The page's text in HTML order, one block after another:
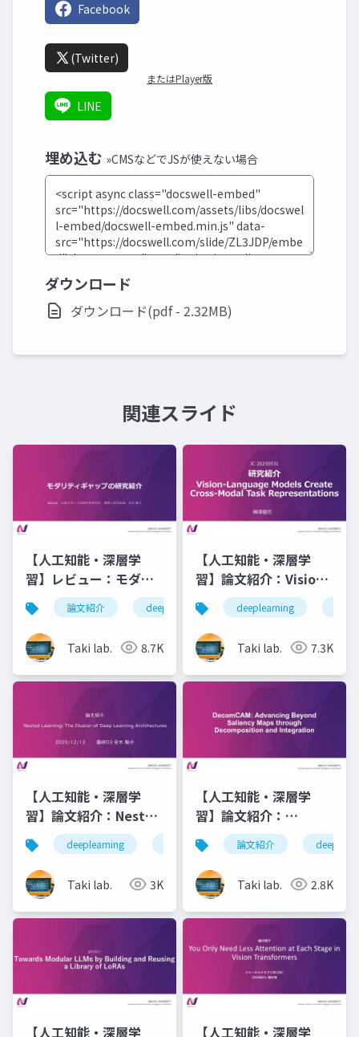
Facebook
(Twitter)
またはPlayer版
LINE
埋め込む »CMSなどでJSが使えない場合
ダウンロード
ダウンロード(pdf - 2.32MB)
関連スライド
【人工知能・深層学
習】レビュー：モダリ
ティギャップの研究紹
介
論文紹介 deeplearning 深層学習
Taki lab. 8.7K
【人工知能・深層学
習】論文紹介：Vision-
Language Models
Create Cross-Modal
Task
Representations
deeplearning
Taki lab. 7.3K
【人工知能・深層学
習】論文紹介：Nested
Learning: The
Illusion of Deep
Learning
Architectures
deeplearning 論文紹介 深層学習 人工知
Taki lab. 3K
【人工知能・深層学
習】論文紹介：
DecomCAM:
Advancing Beyond
Saliency Maps
through
Decomposition and
論文紹介
Taki lab. 2.8K
【人工知能・深層学 【人工知能・深層学